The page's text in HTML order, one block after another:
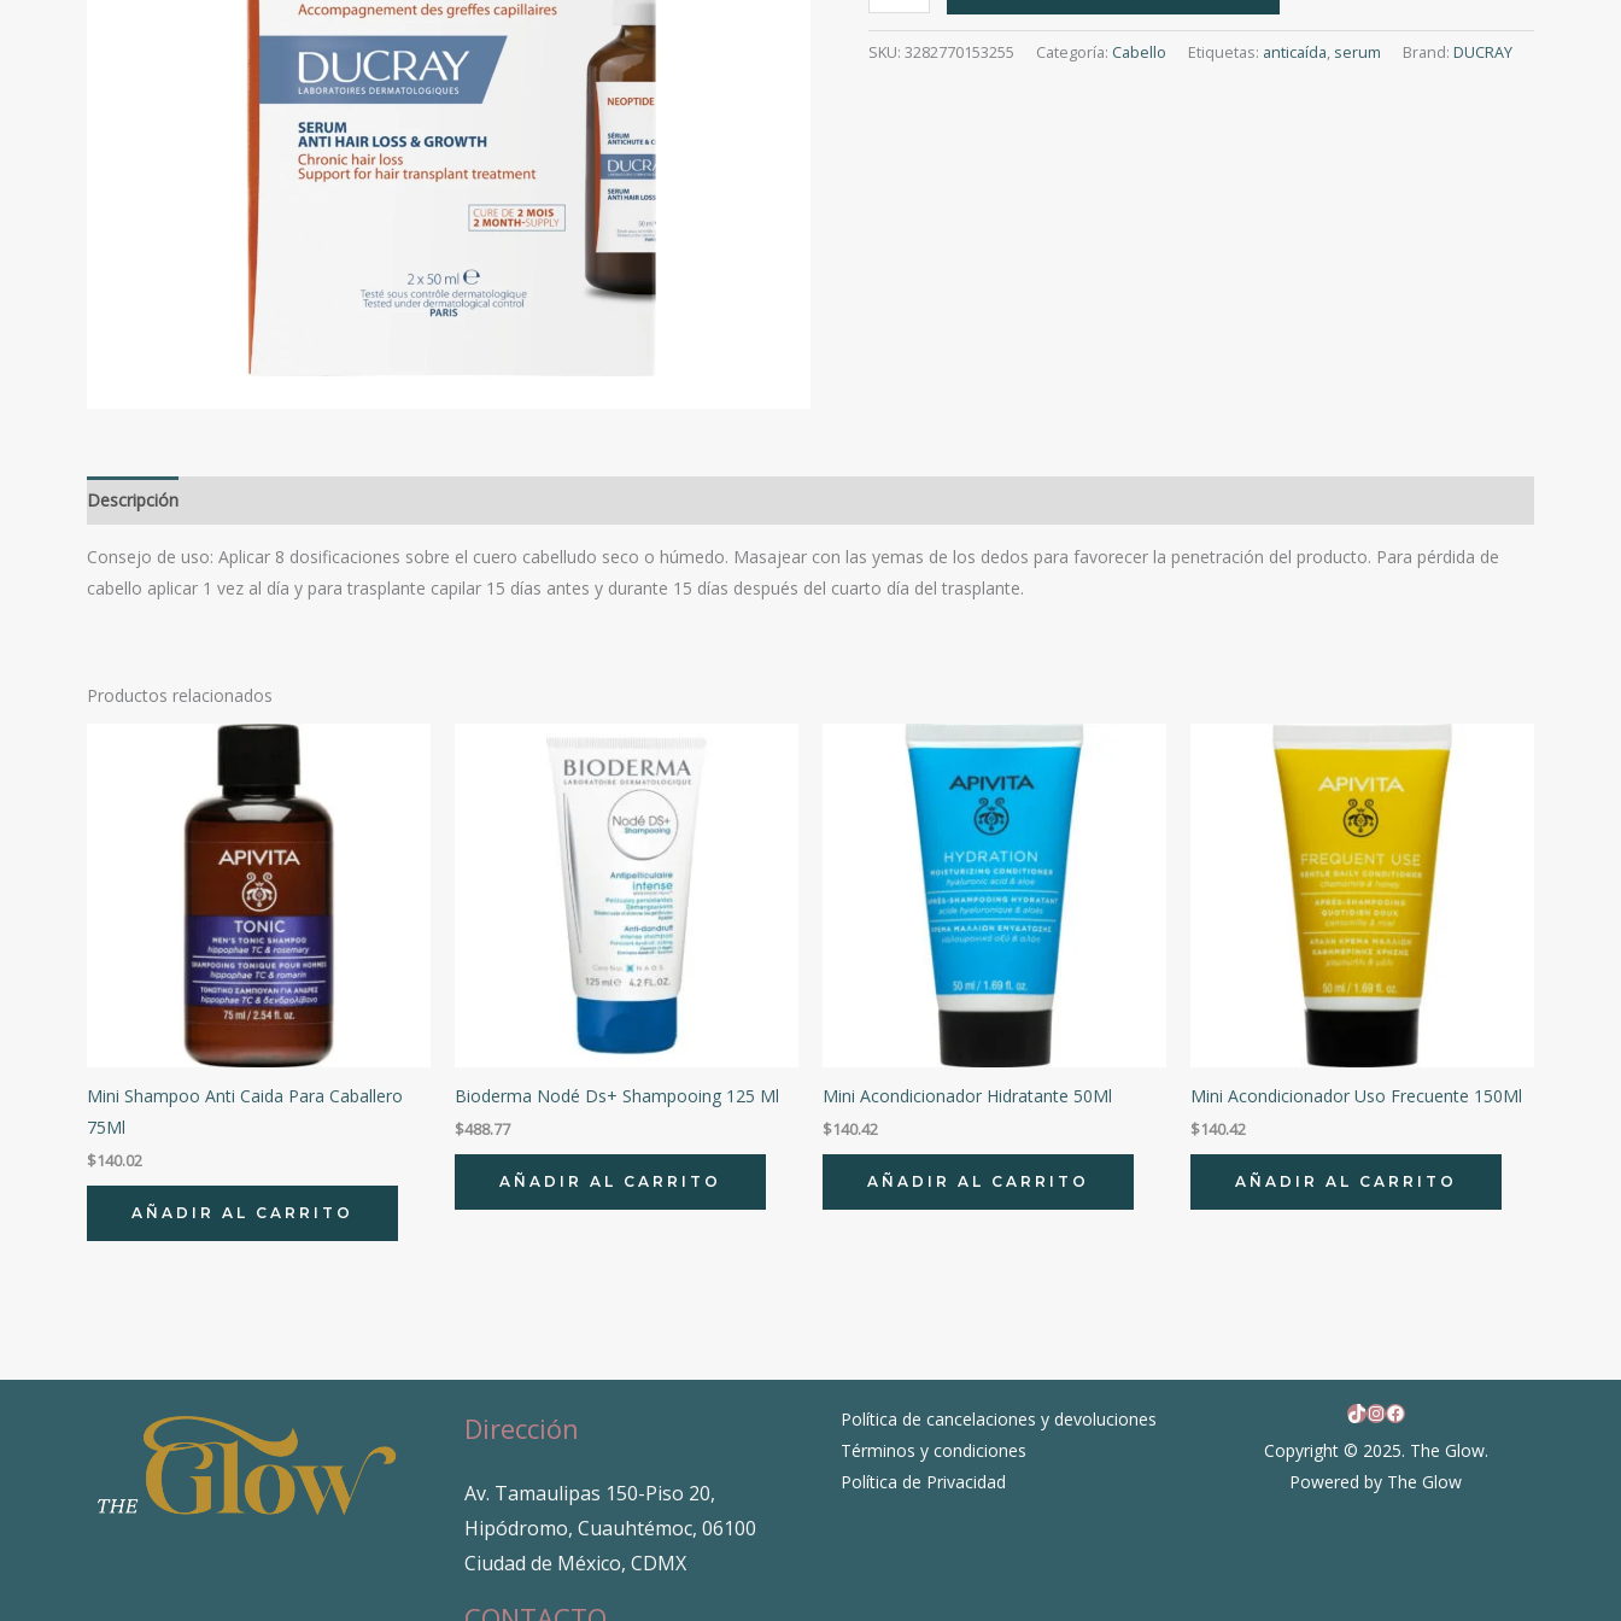
Expert
2X50Ml
SKU: 3282770153255 Categoría: Cabello Etiquetas: anticaída, serum Brand: DUCRAY
Descripción
Consejo de uso: Aplicar 8 dosificaciones sobre el cuero cabelludo seco o húmedo. Masajear con las yemas de los dedos para favorecer la penetración del producto. Para pérdida de
cabello aplicar 1 vez al día y para trasplante capilar 15 días antes y durante 15 días después del cuarto día del trasplante.
Productos relacionados
Mini Shampoo Anti Caida Para Caballero
75Ml
$140.02
AÑADIR AL CARRITO
Bioderma Nodé Ds+ Shampooing 125 Ml
$488.77
AÑADIR AL CARRITO
Mini Acondicionador Hidratante 50Ml
$140.42
AÑADIR AL CARRITO
Mini Acondicionador Uso Frecuente 150Ml
$140.42
AÑADIR AL CARRITO
Dirección
Av. Tamaulipas 150-Piso 20,
Hipódromo, Cuauhtémoc, 06100
Ciudad de México, CDMX
Política de cancelaciones y devoluciones
Términos y condiciones
Política de Privacidad
TikTok
Instagram
Facebook
Copyright © 2025. The Glow.
Powered by The Glow